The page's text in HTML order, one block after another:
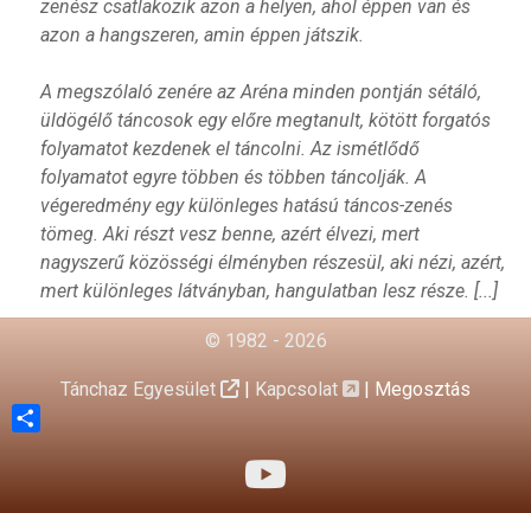
zenész csatlakozik azon a helyen, ahol éppen van és
azon a hangszeren, amin éppen játszik.
A megszólaló zenére az Aréna minden pontján sétáló,
üldögélő táncosok egy előre megtanult, kötött forgatós
folyamatot kezdenek el táncolni. Az ismétlődő
folyamatot egyre többen és többen táncolják. A
végeredmény egy különleges hatású táncos-zenés
tömeg. Aki részt vesz benne, azért élvezi, mert
nagyszerű közösségi élményben részesül, aki nézi, azért,
mert különleges látványban, hangulatban lesz része. [...]
© 1982 - 2026
Tánchaz Egyesület | Kapcsolat | Megosztás